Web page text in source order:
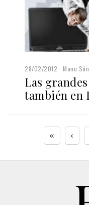
28/02/2012 Manu
Las
también en
« ‹